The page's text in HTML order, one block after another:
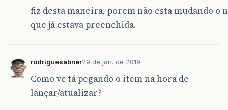
fiz desta maneira, porem não esta mudando o
que já estava preenchida.
rodriguesabner29 de jan. de 2019
Como vc tá pegando o item na hora de
lançar/atualizar?